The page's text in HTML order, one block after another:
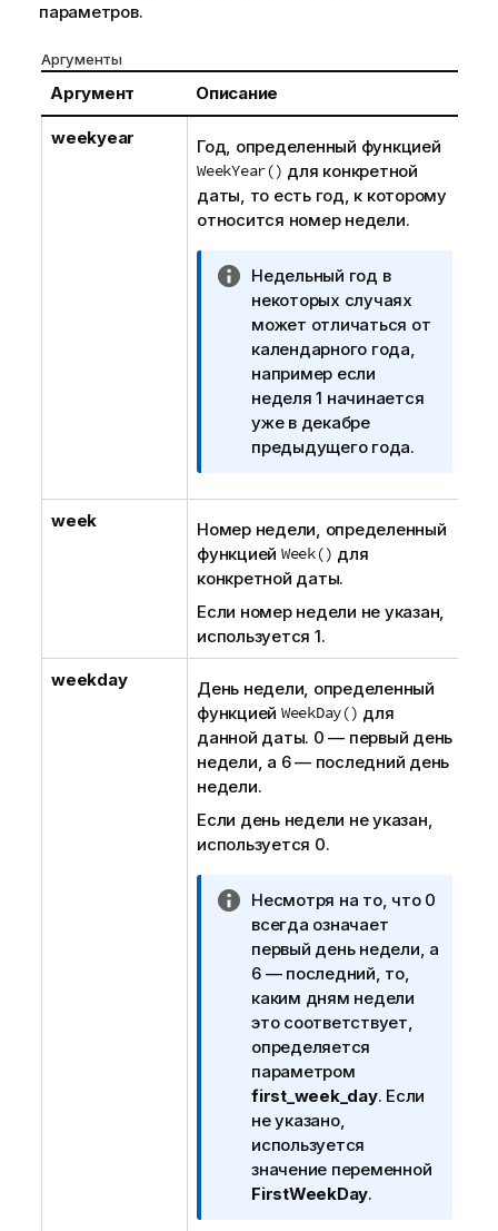
параметров.
Аргументы
Аргумент Описание
weekyear Год, определенный функцией
WeekYear() для конкретной
даты, то есть год, к которому
относится номер недели.
П
р
и
м
е
ч
а
н
е
о
р
а
ц
и
и
Недельный год в
некоторых случаях
может отличаться от
календарного года,
например если
неделя 1 начинается
уже в декабре
предыдущего года.
week
Номер недели, определенный
функцией Week() для
конкретной даты.
Если номер недели не указан,
используется 1.
weekday
День недели, определенный
функцией WeekDay() для
данной даты. 0 — первый день
недели, а 6 — последний день
недели.
Если день недели не указан,
используется 0.
П
р
и
м
е
ч
а
н
и
е
к
и
н
Несмотря на то, что 0
всегда означает
первый день недели, а
6 — последний, то,
каким дням недели
это соответствует,
определяется
параметром
first_week_day. Если
не указано,
используется
значение переменной
FirstWeekDay.